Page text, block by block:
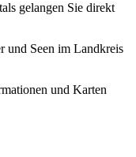
gelangen Sie direkt
und Seen im Landkreis
und Karten